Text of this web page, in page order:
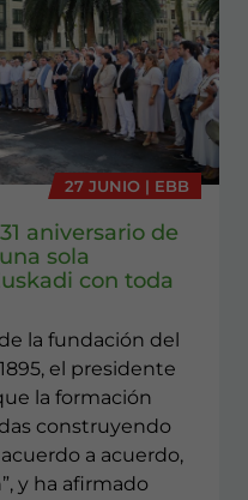
27 JUNIO | EBB
aniversario de
sola
con toda
la fundación del
el presidente
la formación
construyendo
a acuerdo,
y ha afirmado